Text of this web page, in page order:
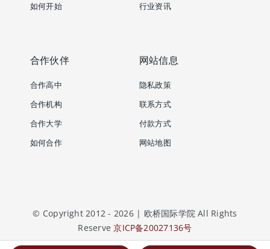
如何开始
行业资讯
合作伙伴
合作高中
合作机构
合作大学
如何合作
网站信息
隐私政策
联系方式
付款方式
网站地图
© Copyright 2012 - 2026 | 欧桥国际学院 All Rights
Reserve京ICP备20027136号